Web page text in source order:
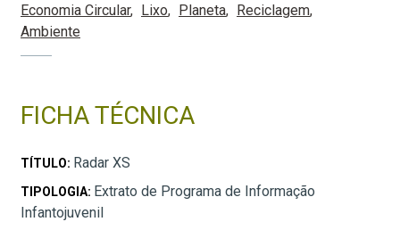
Economia Circular
Lixo Planeta
Reciclagem
Ambiente
FICHA TÉCNICA
TÍTULO: Radar XS
TIPOLOGIA: Extrato de Programa de Informação
Infantojuvenil